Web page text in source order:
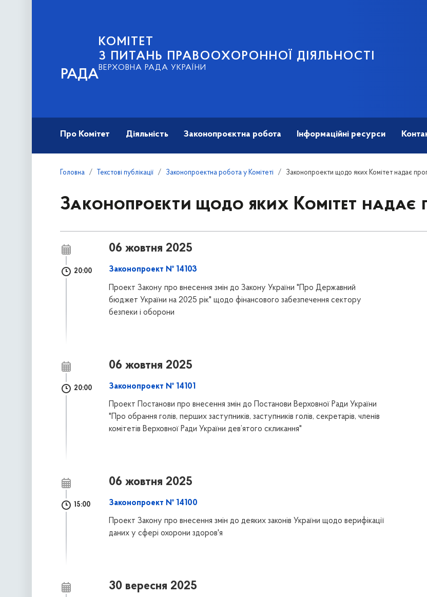
РАДА
КОМІТЕТ
З ПИТАНЬ ПРАВООХОРОННОЇ ДІЯЛЬНОСТІ
ВЕРХОВНА РАДА УКРАЇНИ
Про Комітет Діяльність Законопроєктна робота Інформаційні ресурси
Головна Текстові публікації Законопроектна робота у Комітеті Законопроекти щодо яких Комітет надає
Законопроекти щодо яких Комітет надає
06 жовтня 2025
20:00 Законопроект № 14103
Проект Закону про внесення змін до Закону України "Про Державний
бюджет України на 2025 рік" щодо фінансового забезпечення сектору
безпеки і оборони
06 жовтня 2025
20:00 Законопроект № 14101
Проект Постанови про внесення змін до Постанови Верховної Ради України
"Про обрання голів, перших заступників, заступників голів, секретарів, членів
комітетів Верховної Ради України дев’ятого скликання"
06 жовтня 2025
15:00 Законопроект № 14100
Проект Закону про внесення змін до деяких законів України щодо верифікації
даних у сфері охорони здоров'я
30 вересня 2025